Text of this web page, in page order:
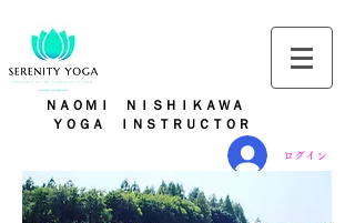
ログイン
ＮＡＯＭＩ ＮＩＳＨＩＫＡＷＡ
ＹＯＧＡ ＩＮＳＴＲＵＣＴＯＲ